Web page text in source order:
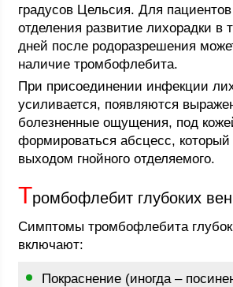
градусов Цельсия. Для
отделения развитие лихорадки в
дней после родоразрешения
наличие тромбофлебита.
При присоединении инфекции
усиливается, появляются
болезненные ощущения, под
формироваться абсцесс, который
выходом гнойного отделяемого.
Тромбофлебит глубоких вен
Симптомы тромбофлебита
включают:
Покраснение (иногда –